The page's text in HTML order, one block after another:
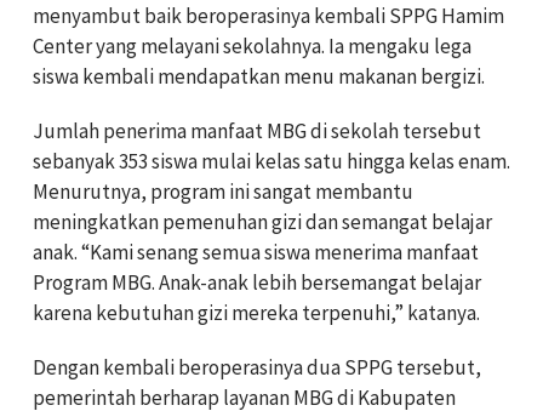
menyambut baik beroperasinya kembali SPPG Hamim
Center yang melayani sekolahnya. Ia mengaku lega
siswa kembali mendapatkan menu makanan bergizi.
Jumlah penerima manfaat MBG di sekolah tersebut
sebanyak 353 siswa mulai kelas satu hingga kelas enam.
Menurutnya, program ini sangat membantu
meningkatkan pemenuhan gizi dan semangat belajar
anak. “Kami senang semua siswa menerima manfaat
Program MBG. Anak-anak lebih bersemangat belajar
karena kebutuhan gizi mereka terpenuhi,” katanya.
Dengan kembali beroperasinya dua SPPG tersebut,
pemerintah berharap layanan MBG di Kabupaten